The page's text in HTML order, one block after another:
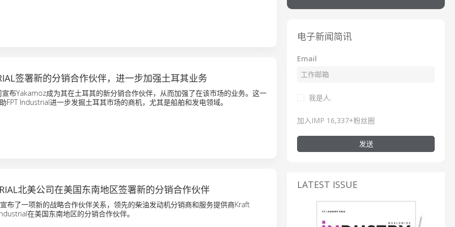
签署新的分销合作伙伴，进一步加强土耳其业务
布Yakamoz成为其在土耳其的新分销合作伙伴，从而加强了在该市场的业务。这一
FPT Industrial进一步发掘土耳其市场的商机，尤其是船舶和发电领域。
北美公司在美国东南地区签署新的分销合作伙伴
布了一项新的战略合作伙伴关系，领先的柴油发动机分销商和服务提供商Kraft
在美国东南地区的分销合作伙伴。
电子新闻简讯
Email
我是人.
加入IMP 16,337+粉丝圈
发送
LATEST ISSUE